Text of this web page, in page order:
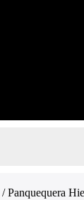
/ Panquequera